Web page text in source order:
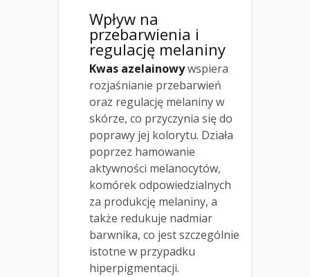
Wpływ na
przebarwienia i
regulację melaniny
Kwas azelainowywspiera
rozjaśnianie przebarwień
oraz regulację melaniny w
skórze, co przyczynia się do
poprawy jej kolorytu. Działa
poprzez hamowanie
aktywności melanocytów,
komórek odpowiedzialnych
za produkcję melaniny, a
także redukuje nadmiar
barwnika, co jest szczególnie
istotne w przypadku
hiperpigmentacji.